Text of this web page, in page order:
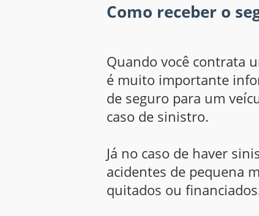
Como receber o
Quando você contrata
é muito importante
de seguro para um
caso de sinistro.
Já no caso de haver
acidentes de pequena
quitados ou